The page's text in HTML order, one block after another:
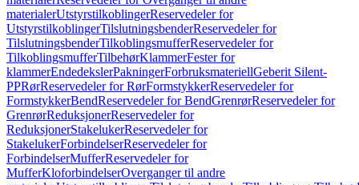
materialerUtstyrstilkoblingerReservedeler for
UtstyrstilkoblingerTilslutningsbenderReservedeler for
TilslutningsbenderTilkoblingsmufferReservedeler for
TilkoblingsmufferTilbehørKlammerFester for
klammerEndedekslerPakningerForbruksmateriellGeberit Silent-
PPRørReservedeler for RørFormstykkerReservedeler for
FormstykkerBendReservedeler for BendGrenrørReservedeler for
GrenrørReduksjonerReservedeler for
ReduksjonerStakelukerReservedeler for
StakelukerForbindelserReservedeler for
ForbindelserMufferReservedeler for
MufferKloforbindelserOverganger til andre